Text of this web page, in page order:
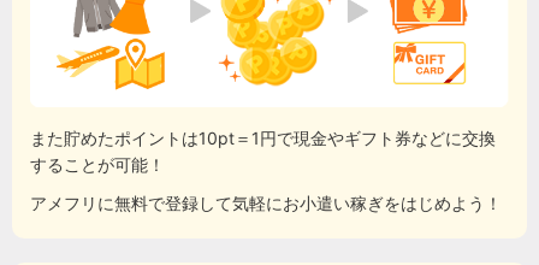
また貯めたポイントは10pt＝1円で現金やギフト券などに交換
することが可能！
アメフリに無料で登録して気軽にお小遣い稼ぎをはじめよう！